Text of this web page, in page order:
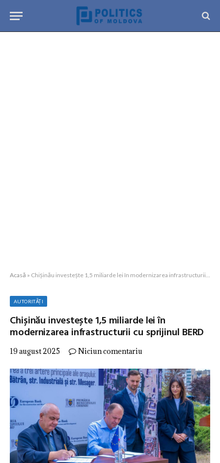
Acasă » Chișinău investește 1,5 miliarde lei în modernizarea infrastructurii cu sprijinul BERD
AUTORITĂȚI
Chișinău investește 1,5 miliarde lei în
modernizarea infrastructurii cu sprijinul BERD
19 august 2025 Niciun comentariu